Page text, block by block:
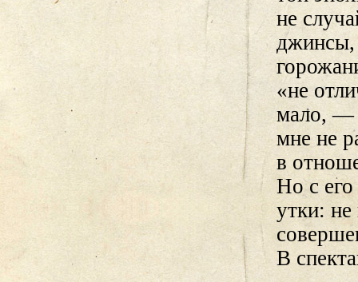
не
джинсы,
«не
мало, —
мне не
в
Но с его
утки:
В